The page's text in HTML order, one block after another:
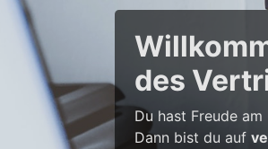
des
Du hast Freude
Dann bist du auf